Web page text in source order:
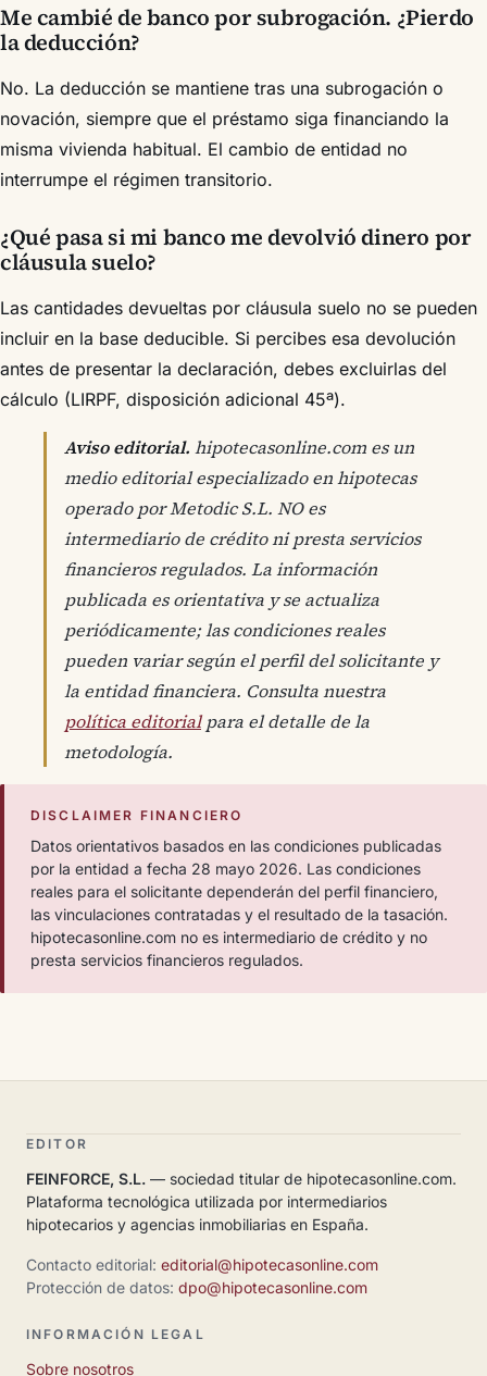
Me cambié de banco por subrogación. ¿Pierdo
la deducción?
No. La deducción se mantiene tras una subrogación o
novación, siempre que el préstamo siga financiando la
misma vivienda habitual. El cambio de entidad no
interrumpe el régimen transitorio.
¿Qué pasa si mi banco me devolvió dinero por
cláusula suelo?
Las cantidades devueltas por cláusula suelo no se pueden
incluir en la base deducible. Si percibes esa devolución
antes de presentar la declaración, debes excluirlas del
cálculo (LIRPF, disposición adicional 45ª).
Aviso editorial. hipotecasonline.com es un
medio editorial especializado en hipotecas
operado por Metodic S.L. NO es
intermediario de crédito ni presta servicios
financieros regulados. La información
publicada es orientativa y se actualiza
periódicamente; las condiciones reales
pueden variar según el perfil del solicitante y
la entidad financiera. Consulta nuestra
política editorialpara el detalle de la
metodología.
DISCLAIMER FINANCIERO
Datos orientativos basados en las condiciones publicadas
por la entidad a fecha 28 mayo 2026. Las condiciones
reales para el solicitante dependerán del perfil financiero,
las vinculaciones contratadas y el resultado de la tasación.
hipotecasonline.com no es intermediario de crédito y no
presta servicios financieros regulados.
EDITOR
FEINFORCE, S.L. — sociedad titular de hipotecasonline.com.
Plataforma tecnológica utilizada por intermediarios
hipotecarios y agencias inmobiliarias en España.
Contacto editorial: editorial@hipotecasonline.com
Protección de datos: dpo@hipotecasonline.com
INFORMACIÓN LEGAL
Sobre nosotros